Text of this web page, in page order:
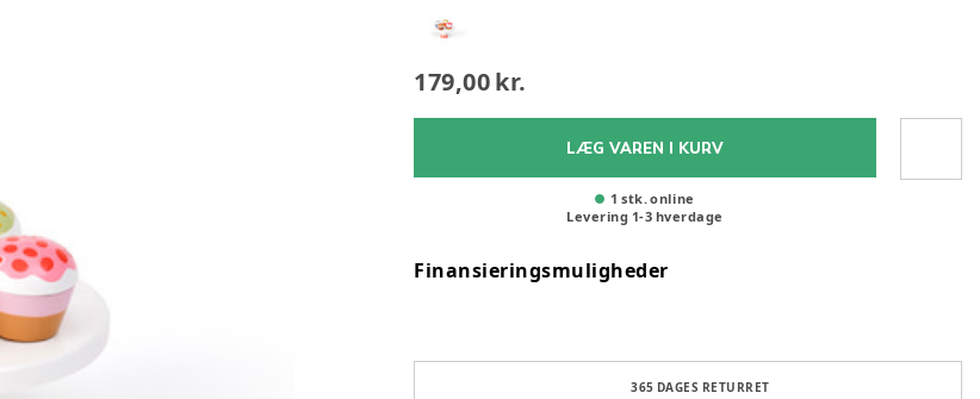
179,00 kr.
LÆG VAREN I KURV
1 stk. online
Levering 1-3 hverdage
Finansieringsmuligheder
365 DAGES RETURRET